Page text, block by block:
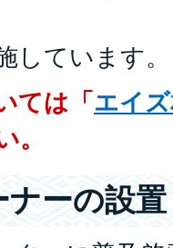
しています。
ては「エイ
。
ナーの設置